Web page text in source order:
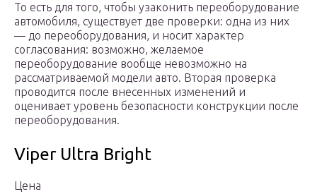
То есть для того, чтобы узаконить переоборудование
автомобиля, существует две проверки: одна из них
— до переоборудования, и носит характер
согласования: возможно, желаемое
переоборудование вообще невозможно на
рассматриваемой модели авто. Вторая проверка
проводится после внесенных изменений и
оценивает уровень безопасности конструкции после
переоборудования.
Viper Ultra Bright
Цена